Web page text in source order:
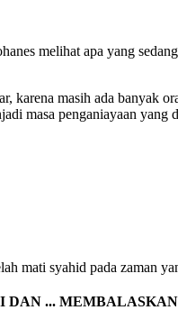
melihat apa yang
karena masih ada banyak
masa penganiayaan
mati syahid pada zaman
DAN ...